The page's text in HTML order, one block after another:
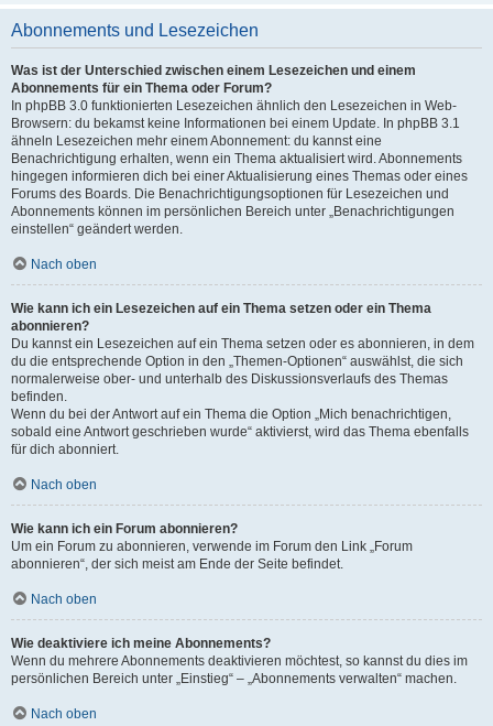
Abonnements und Lesezeichen
Was ist der Unterschied zwischen einem Lesezeichen und einem
Abonnements für ein Thema oder Forum?
In phpBB 3.0 funktionierten Lesezeichen ähnlich den Lesezeichen in Web-
Browsern: du bekamst keine Informationen bei einem Update. In phpBB 3.1
ähneln Lesezeichen mehr einem Abonnement: du kannst eine
Benachrichtigung erhalten, wenn ein Thema aktualisiert wird. Abonnements
hingegen informieren dich bei einer Aktualisierung eines Themas oder eines
Forums des Boards. Die Benachrichtigungsoptionen für Lesezeichen und
Abonnements können im persönlichen Bereich unter „Benachrichtigungen
einstellen“ geändert werden.
Nach oben
Wie kann ich ein Lesezeichen auf ein Thema setzen oder ein Thema
abonnieren?
Du kannst ein Lesezeichen auf ein Thema setzen oder es abonnieren, in dem
du die entsprechende Option in den „Themen-Optionen“ auswählst, die sich
normalerweise ober- und unterhalb des Diskussionsverlaufs des Themas
befinden.
Wenn du bei der Antwort auf ein Thema die Option „Mich benachrichtigen,
sobald eine Antwort geschrieben wurde“ aktivierst, wird das Thema ebenfalls
für dich abonniert.
Nach oben
Wie kann ich ein Forum abonnieren?
Um ein Forum zu abonnieren, verwende im Forum den Link „Forum
abonnieren“, der sich meist am Ende der Seite befindet.
Nach oben
Wie deaktiviere ich meine Abonnements?
Wenn du mehrere Abonnements deaktivieren möchtest, so kannst du dies im
persönlichen Bereich unter „Einstieg“ – „Abonnements verwalten“ machen.
Nach oben